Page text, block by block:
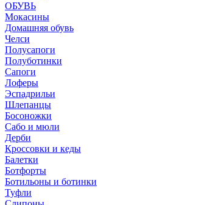
ОБУВЬ
Мокасины
Домашняя обувь
Челси
Полусапоги
Полуботинки
Сапоги
Лоферы
Эспадрильи
Шлепанцы
Босоножки
Сабо и мюли
Дерби
Кроссовки и кеды
Балетки
Ботфорты
Ботильоны и ботинки
Туфли